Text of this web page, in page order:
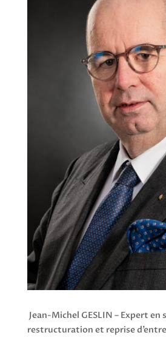
Jean-Michel GESLIN – Expert
restructuration et reprise